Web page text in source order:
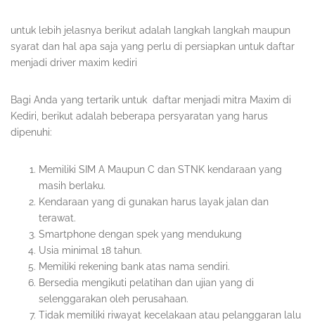
untuk lebih jelasnya berikut adalah langkah langkah maupun
syarat dan hal apa saja yang perlu di persiapkan untuk daftar
menjadi driver maxim kediri
Bagi Anda yang tertarik untuk daftar menjadi mitra Maxim di
Kediri, berikut adalah beberapa persyaratan yang harus
dipenuhi:
Memiliki SIM A Maupun C dan STNK kendaraan yang
masih berlaku.
Kendaraan yang di gunakan harus layak jalan dan
terawat.
Smartphone dengan spek yang mendukung
Usia minimal 18 tahun.
Memiliki rekening bank atas nama sendiri.
Bersedia mengikuti pelatihan dan ujian yang di
selenggarakan oleh perusahaan.
Tidak memiliki riwayat kecelakaan atau pelanggaran lalu